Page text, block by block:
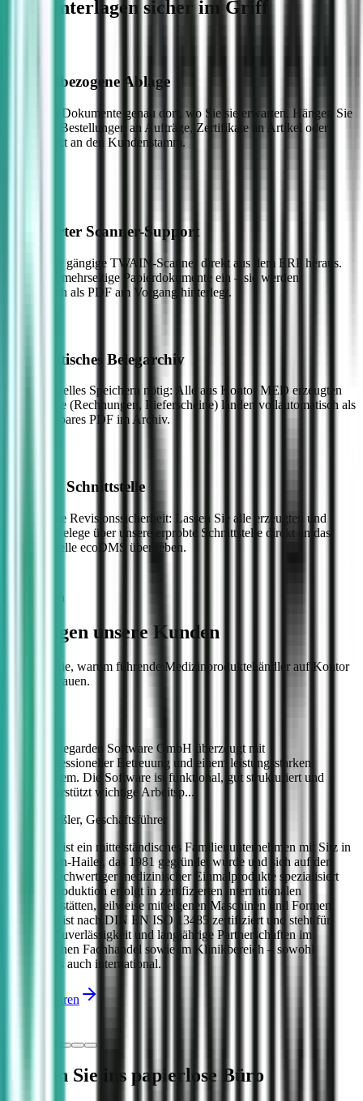
Alle Unterlagen sicher im Griff
Kontextbezogene Ablage
Sie finden Dokumente genau dort, wo Sie sie erwarten. Hängen Sie
gescannte Bestellungen an Aufträge, Zertifikate an Artikel oder
Mails direkt an den Kundenstamm.
Integrierter Scanner-Support
Nutzen Sie gängige TWAIN-Scanner direkt aus dem ERP heraus.
Legen Sie mehrseitige Papierdokumente ein – sie werden
automatisch als PDF am Vorgang hinterlegt.
Automatisches Belegarchiv
Kein manuelles Speichern nötig: Alle aus Kontor MED erzeugten
Dokumente (Rechnungen, Lieferscheine) landen vollautomatisch als
durchsuchbares PDF im Archiv.
ecoDMS Schnittstelle
Für höchste Revisionssicherheit: Lassen Sie alle erzeugten und
erfassten Belege über unsere erprobte Schnittstelle direkt an das
professionelle ecoDMS übergeben.
Referenzen
Das sagen unsere Kunden
Erfahren Sie, warum führende Medizinproduktehändler auf Kontor
MED vertrauen.
"codegarden Software GmbH überzeugt mit
professioneller Betreuung und einem leistungsstarken
System. Die Software ist funktional, gut strukturiert und
unterstützt wichtige Arbeitsp...
Bernd Dreßler, Geschäftsführer
Dispomed ist ein mittelständisches Familienunternehmen mit Sitz in
Gelnhausen-Hailer, das 1981 gegründet wurde und sich auf den
Vertrieb hochwertiger medizinischer Einmalprodukte spezialisiert
hat. Die Produktion erfolgt in zertifizierten internationalen
Fertigungsstätten, teilweise mit eigenen Maschinen und Formen.
Dispomed ist nach DIN EN ISO 13485 zertifiziert und steht für
Qualität, Zuverlässigkeit und langjährige Partnerschaften im
medizinischen Fachhandel sowie im Klinikbereich – sowohl
national als auch international.
Mehr erfahren
Starten Sie ins papierlose Büro